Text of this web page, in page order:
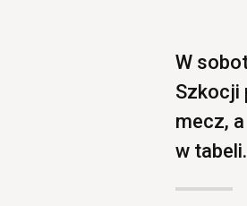
W
Szkocji
mecz,
w tabeli.